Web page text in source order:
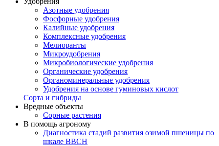
Азотные удобрения
Фосфорные удобрения
Калийные удобрения
Комплексные удобрения
Мелиоранты
Микроудобрения
Микробиологические удобрения
Органические удобрения
Органоминеральные удобрения
Удобрения на основе гуминовых кислот
Сорта и гибриды
Вредные объекты
Сорные растения
В помощь агроному
Диагностика стадий развития озимой пшеницы по
шкале ВВСН